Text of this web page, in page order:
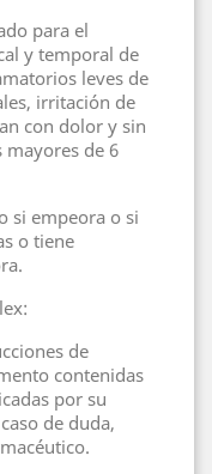
para el
y temporal de
leves de
irritación de
con dolor y sin
de 6
si empeora o si
o tiene
de
contenidas
por su
de duda,